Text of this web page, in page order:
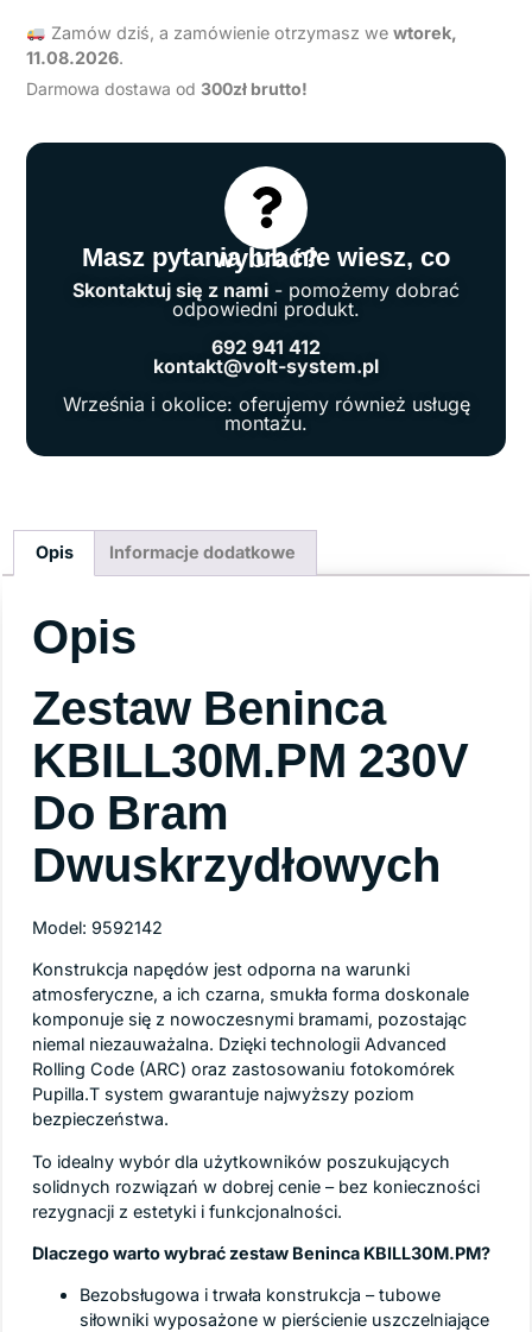
Zamów dziś, a zamówienie otrzymasz we wtorek,
11.08.2026.
Darmowa dostawa od300zł brutto!
Masz pytania lub nie wiesz, co wybrać?
Skontaktuj się z nami - pomożemy dobrać
odpowiedni produkt.
692 941 412
kontakt@volt-system.pl
Września i okolice: oferujemy również usługę
montażu.
Opis Informacje dodatkowe
Opis
Zestaw Beninca
KBILL30M.PM 230V
Do Bram
Dwuskrzydłowych
Model: 9592142
Konstrukcja napędów jest odporna na warunki
atmosferyczne, a ich czarna, smukła forma doskonale
komponuje się z nowoczesnymi bramami, pozostając
niemal niezauważalna. Dzięki technologii Advanced
Rolling Code (ARC) oraz zastosowaniu fotokomórek
Pupilla.T system gwarantuje najwyższy poziom
bezpieczeństwa.
To idealny wybór dla użytkowników poszukujących
solidnych rozwiązań w dobrej cenie – bez konieczności
rezygnacji z estetyki i funkcjonalności.
Dlaczego warto wybrać zestaw Beninca KBILL30M.PM?
Bezobsługowa i trwała konstrukcja – tubowe
siłowniki wyposażone w pierścienie uszczelniające